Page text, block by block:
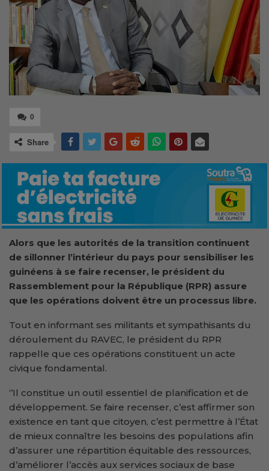
0
Share
Alors que les autorités de la transition continuent
de sillonner l’intérieur du pays pour sensibiliser les
guinéens à se faire recenser, le président du
Rassemblement pour la République (RPR) assure
que les opérations doivent être un processus libre.
Tout en informant ses militants et sympathisants du
déroulement du RAVEC, le président du RPR
rappelle que ces opérations constituent un acte
civique fondamental.
‘’Il constitue un outil essentiel de planification et de
développement. Se faire recenser, c’est affirmer son
existence en tant que citoyen, c’est permettre à l’État
de mieux connaître les besoins des populations afin
d’assurer une répartition équitable des ressources,
d’améliorer l’accès aux services sociaux de base